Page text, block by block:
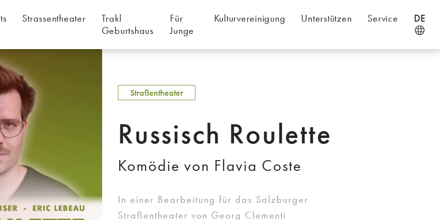
Strassentheater
Trakl
Geburtshaus
Für
Junge
Kulturvereinigung Unterstützen Service DE
Straßentheater
Russisch Roulette
Komödie von Flavia Coste
In einer Bearbeitung für das Salzburger
Straßentheater von Georg Clementi